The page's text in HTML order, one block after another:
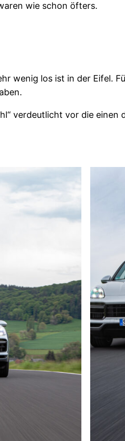
wie schon öfters.
wenig los ist in der Eifel.
verdeutlicht vor die einen